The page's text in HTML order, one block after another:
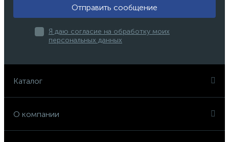
Отправить сообщение
Я даю согласие на обработку моих
персональных данных
Каталог
О компании